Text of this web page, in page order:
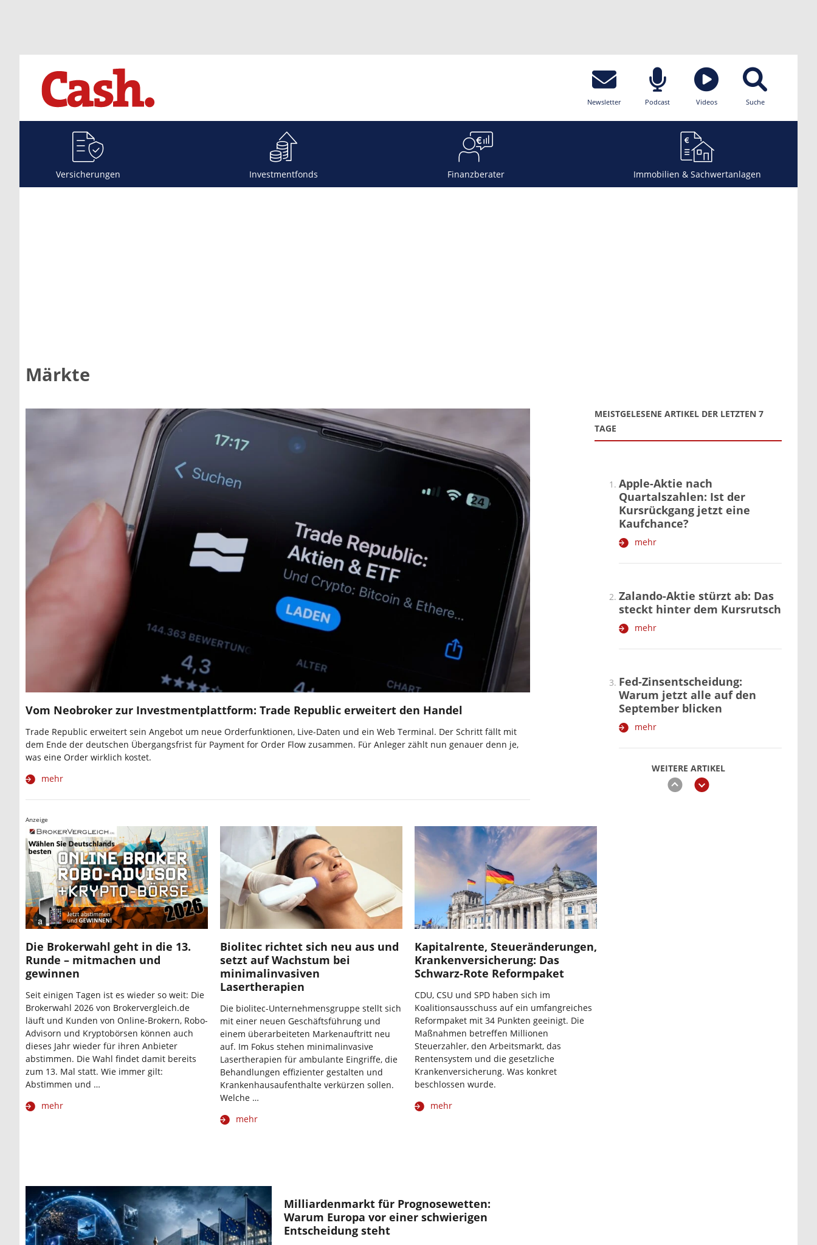
Newsletter Podcast Videos Suche
Versicherungen Investmentfonds Finanzberater Immobilien & Sachwertanlagen
Märkte
Vom Neobroker zur Investmentplattform: Trade Republic erweitert den Handel
Trade Republic erweitert sein Angebot um neue Orderfunktionen, Live-Daten und ein Web Terminal. Der Schritt fällt mit
dem Ende der deutschen Übergangsfrist für Payment for Order Flow zusammen. Für Anleger zählt nun genauer denn je,
was eine Order wirklich kostet.
mehr
MEISTGELESENE ARTIKEL DER LETZTEN 7
TAGE
WEITERE ARTIKEL
zurückweiter
Apple-Aktie nach
Quartalszahlen: Ist der
Kursrückgang jetzt eine
Kaufchance?
mehr
Zalando-Aktie stürzt ab: Das
steckt hinter dem Kursrutsch
mehr
Fed-Zinsentscheidung:
Warum jetzt alle auf den
September blicken
mehr
Anzeige
Die Brokerwahl geht in die 13.
Runde – mitmachen und
gewinnen
Seit einigen Tagen ist es wieder so weit: Die
Brokerwahl 2026 von Brokervergleich.de
läuft und Kunden von Online-Brokern, Robo-
Advisorn und Kryptobörsen können auch
dieses Jahr wieder für ihren Anbieter
abstimmen. Die Wahl findet damit bereits
zum 13. Mal statt. Wie immer gilt:
Abstimmen und …
mehr
Biolitec richtet sich neu aus und
setzt auf Wachstum bei
minimalinvasiven
Lasertherapien
Die biolitec-Unternehmensgruppe stellt sich
mit einer neuen Geschäftsführung und
einem überarbeiteten Markenauftritt neu
auf. Im Fokus stehen minimalinvasive
Lasertherapien für ambulante Eingriffe, die
Behandlungen effizienter gestalten und
Krankenhausaufenthalte verkürzen sollen.
Welche …
mehr
Kapitalrente, Steueränderungen,
Krankenversicherung: Das
Schwarz-Rote Reformpaket
CDU, CSU und SPD haben sich im
Koalitionsausschuss auf ein umfangreiches
Reformpaket mit 34 Punkten geeinigt. Die
Maßnahmen betreffen Millionen
Steuerzahler, den Arbeitsmarkt, das
Rentensystem und die gesetzliche
Krankenversicherung. Was konkret
beschlossen wurde.
mehr
Milliardenmarkt für Prognosewetten:
Warum Europa vor einer schwierigen
Entscheidung steht